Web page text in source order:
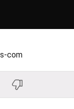
com